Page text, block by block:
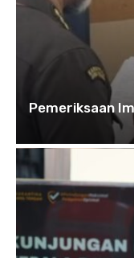
Pemeriksaan